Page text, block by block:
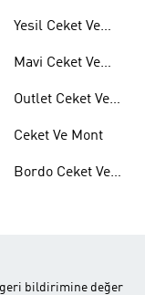
Yesil Ceket Ve
Mavi Ceket Ve
Outlet Ceket Ve
Ceket Ve Mont
Bordo Ceket Ve
geri bildirimine değer